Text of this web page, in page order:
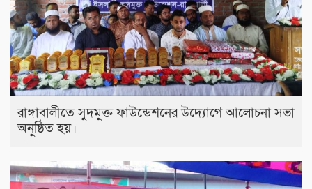
রাঙ্গাবালীতে সুদমুক্ত ফাউন্ডেশনের উদ্যোগে আলোচনা সভা
অনুষ্ঠিত হয়।